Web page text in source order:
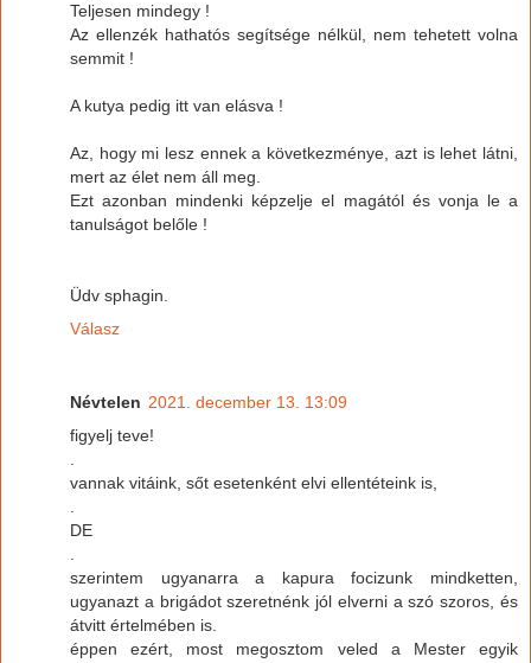
Teljesen mindegy !
Az ellenzék hathatós segítsége nélkül, nem tehetett volna
semmit !
A kutya pedig itt van elásva !
Az, hogy mi lesz ennek a következménye, azt is lehet látni,
mert az élet nem áll meg.
Ezt azonban mindenki képzelje el magától és vonja le a
tanulságot belőle !
Üdv sphagin.
Válasz
Névtelen 2021. december 13. 13:09
figyelj teve!
vannak vitáink, sőt esetenként elvi ellentéteink is,
DE
szerintem ugyanarra a kapura focizunk mindketten,
ugyanazt a brigádot szeretnénk jól elverni a szó szoros, és
átvitt értelmében is.
éppen ezért, most megosztom veled a Mester egyik